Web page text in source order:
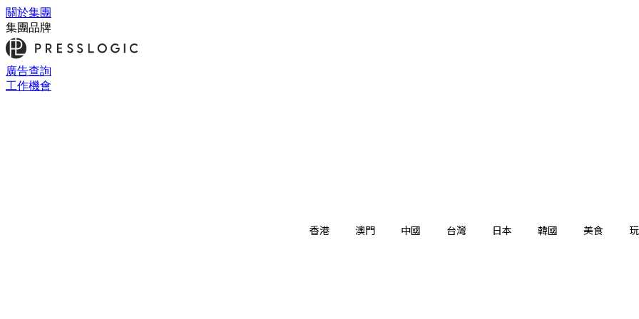
關於集團
集團品牌
廣告查詢
工作機會
香港 澳門 中國 台灣 日本 韓國 美食